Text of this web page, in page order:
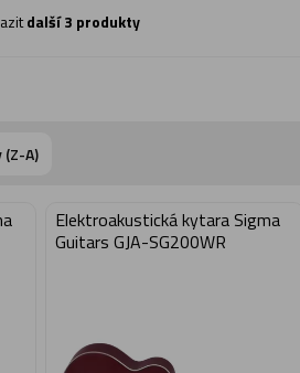
pevnější a soustředěnější tón
vystupování.
další 3 produkty
(Z-A)
Elektroakustická kytara Sigma
Guitars GJA-SG200WR